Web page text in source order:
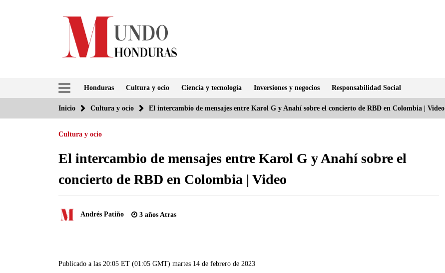
Honduras Cultura y ocio Ciencia y tecnología Inversiones y negocios Responsabilidad Social
Inicio Cultura y ocio El intercambio de mensajes entre Karol G y Anahí sobre el concierto de RBD en Colombia | Video
Cultura y ocio
El intercambio de mensajes entre Karol G y Anahí sobre el
concierto de RBD en Colombia | Video
Andrés Patiño 3 años Atras
Publicado a las 20:05 ET (01:05 GMT) martes 14 de febrero de 2023